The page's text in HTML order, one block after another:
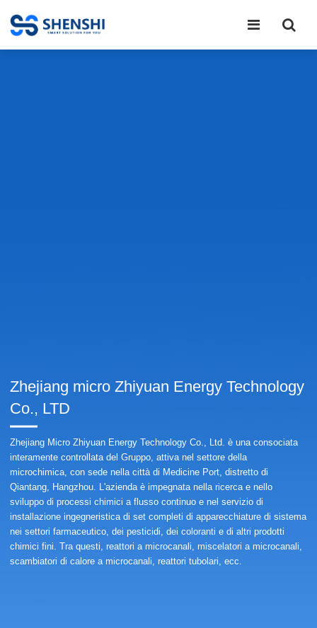
Zhejiang micro Zhiyuan Energy Technology
Co., LTD
Zhejiang Micro Zhiyuan Energy Technology Co., Ltd. è una consociata
interamente controllata del Gruppo, attiva nel settore della
microchimica, con sede nella città di Medicine Port, distretto di
Qiantang, Hangzhou. L'azienda è impegnata nella ricerca e nello
sviluppo di processi chimici a flusso continuo e nel servizio di
installazione ingegneristica di set completi di apparecchiature di sistema
nei settori farmaceutico, dei pesticidi, dei coloranti e di altri prodotti
chimici fini. Tra questi, reattori a microcanali, miscelatori a microcanali,
scambiatori di calore a microcanali, reattori tubolari, ecc.